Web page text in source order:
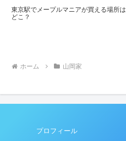
東京駅でメープルマニアが買える場所は
どこ？
ホーム 山岡家
プロフィール